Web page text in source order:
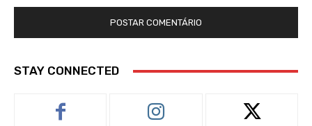
STAY CONNECTED